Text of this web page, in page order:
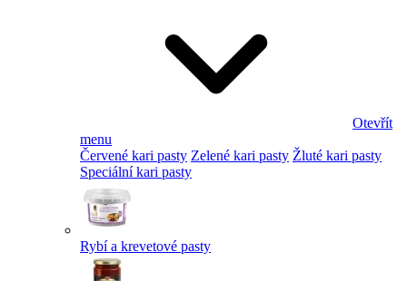
Otevřít
menu
Červené kari pasty Zelené kari pasty Žluté kari pasty
Speciální kari pasty
Rybí a krevetové pasty